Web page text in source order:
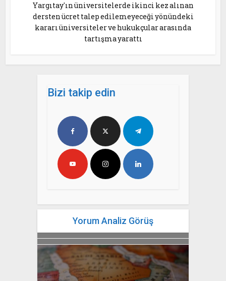
Yargıtay'ın üniversitelerde ikinci kez alınan
dersten ücret talep edilemeyeceği yönündeki
kararı üniversiteler ve hukukçular arasında
tartışma yarattı
Bizi takip edin
Yorum Analiz Görüş